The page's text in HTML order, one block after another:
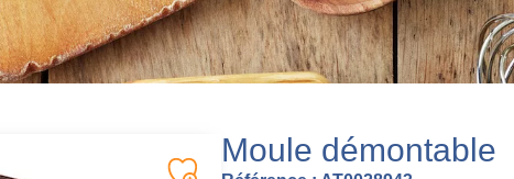
Moule démontable